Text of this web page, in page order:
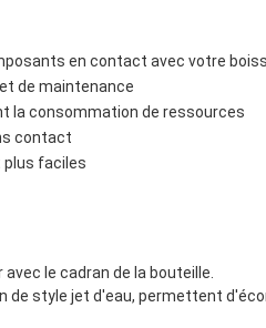
en contact avec votre
de maintenance
la consommation de ressources
contact
plus faciles
le cadran de la bouteille.